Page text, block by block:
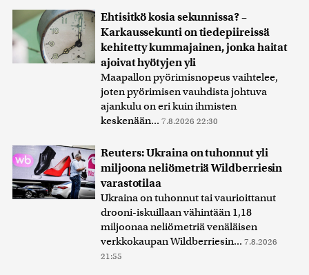
Ehtisitkö kosia sekunnissa? –
Karkaussekunti on tiedepiireissä
kehitetty kummajainen, jonka haitat
ajoivat hyötyjen yli
Maapallon pyörimisnopeus vaihtelee,
joten pyörimisen vauhdista johtuva
ajankulu on eri kuin ihmisten
keskenään... 7.8.2026 22:30
Reuters: Ukraina on tuhonnut yli
miljoona neliömetriä Wildberriesin
varastotilaa
Ukraina on tuhonnut tai vaurioittanut
drooni-iskuillaan vähintään 1,18
miljoonaa neliömetriä venäläisen
verkkokaupan Wildberriesin... 7.8.2026
21:55